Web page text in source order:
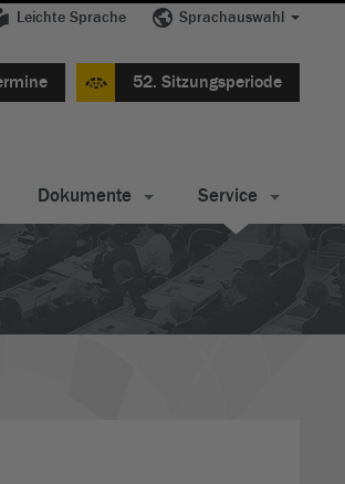
Leichte Sprache Sprachauswahl
52. Sitzungsperiode
Dokumente Service